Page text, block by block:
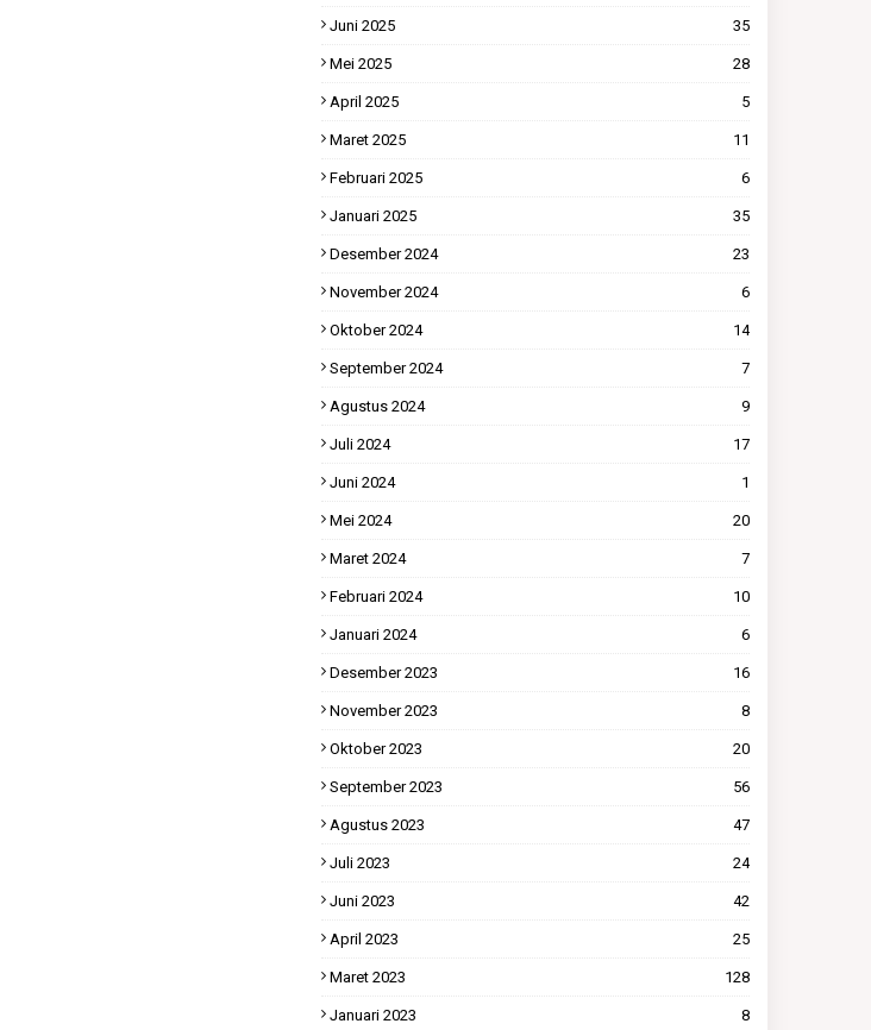
Juni 2025 35
Mei 2025 28
April 2025 5
Maret 2025 11
Februari 2025 6
Januari 2025 35
Desember 2024 23
November 2024 6
Oktober 2024 14
September 2024 7
Agustus 2024 9
Juli 2024 17
Juni 2024 1
Mei 2024 20
Maret 2024 7
Februari 2024 10
Januari 2024 6
Desember 2023 16
November 2023 8
Oktober 2023 20
September 2023 56
Agustus 2023 47
Juli 2023 24
Juni 2023 42
April 2023 25
Maret 2023 128
Januari 2023 8